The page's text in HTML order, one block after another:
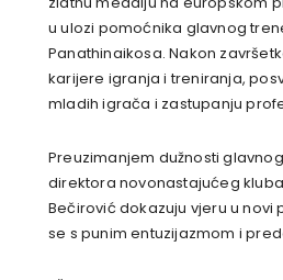
u ulozi pomoćnika glavnog
Panathinaikosa. Nakon
karijere igranja i treniranja,
mladih igrača i zastupanju
Preuzimanjem dužnosti
direktora novonastajućeg
Bečirović dokazuju vjeru u novi
se s punim entuzijazmom i